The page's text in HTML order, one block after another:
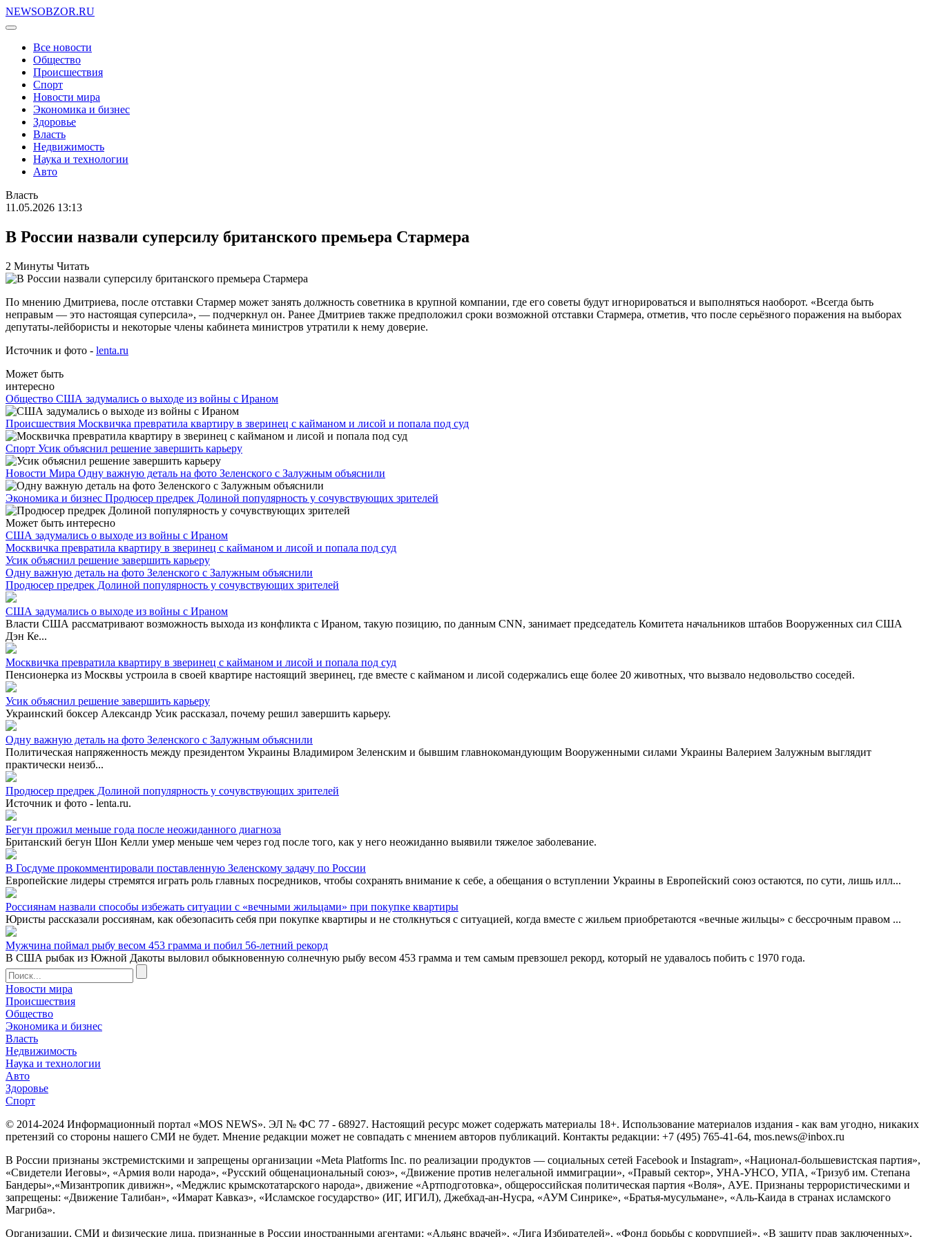
NEWSOBZOR.RU
Все новости
Общество
Происшествия
Спорт
Новости мира
Экономика и бизнес
Здоровье
Власть
Недвижимость
Наука и технологии
Авто
Власть
11.05.2026 13:13
В России назвали суперсилу британского премьера Стармера
2 Минуты Читать
По мнению Дмитриева, после отставки Стармер может занять должность советника в крупной компании, где его советы будут игнорироваться и выполняться наоборот. «Всегда быть
неправым — это настоящая суперсила», — подчеркнул он. Ранее Дмитриев также предположил сроки возможной отставки Стармера, отметив, что после серьёзного поражения на выборах
депутаты-лейбористы и некоторые члены кабинета министров утратили к нему доверие.
Источник и фото - lenta.ru
Может быть
интересно
Общество США задумались о выходе из войны с Ираном
Происшествия Москвичка превратила квартиру в зверинец с кайманом и лисой и попала под суд
Спорт Усик объяснил решение завершить карьеру
Новости Мира Одну важную деталь на фото Зеленского с Залужным объяснили
Экономика и бизнес Продюсер предрек Долиной популярность у сочувствующих зрителей
Может быть интересно
США задумались о выходе из войны с Ираном
Москвичка превратила квартиру в зверинец с кайманом и лисой и попала под суд
Усик объяснил решение завершить карьеру
Одну важную деталь на фото Зеленского с Залужным объяснили
Продюсер предрек Долиной популярность у сочувствующих зрителей
США задумались о выходе из войны с Ираном
Власти США рассматривают возможность выхода из конфликта с Ираном, такую позицию, по данным CNN, занимает председатель Комитета начальников штабов Вооруженных сил США
Дэн Ке...
Москвичка превратила квартиру в зверинец с кайманом и лисой и попала под суд
Пенсионерка из Москвы устроила в своей квартире настоящий зверинец, где вместе с кайманом и лисой содержались еще более 20 животных, что вызвало недовольство соседей.
Усик объяснил решение завершить карьеру
Украинский боксер Александр Усик рассказал, почему решил завершить карьеру.
Одну важную деталь на фото Зеленского с Залужным объяснили
Политическая напряженность между президентом Украины Владимиром Зеленским и бывшим главнокомандующим Вооруженными силами Украины Валерием Залужным выглядит
практически неизб...
Продюсер предрек Долиной популярность у сочувствующих зрителей
Источник и фото - lenta.ru.
Бегун прожил меньше года после неожиданного диагноза
Британский бегун Шон Келли умер меньше чем через год после того, как у него неожиданно выявили тяжелое заболевание.
В Госдуме прокомментировали поставленную Зеленскому задачу по России
Европейские лидеры стремятся играть роль главных посредников, чтобы сохранять внимание к себе, а обещания о вступлении Украины в Европейский союз остаются, по сути, лишь илл...
Россиянам назвали способы избежать ситуации с «вечными жильцами» при покупке квартиры
Юристы рассказали россиянам, как обезопасить себя при покупке квартиры и не столкнуться с ситуацией, когда вместе с жильем приобретаются «вечные жильцы» с бессрочным правом ...
Мужчина поймал рыбу весом 453 грамма и побил 56-летний рекорд
В США рыбак из Южной Дакоты выловил обыкновенную солнечную рыбу весом 453 грамма и тем самым превзошел рекорд, который не удавалось побить с 1970 года.
Новости мира
Происшествия
Общество
Экономика и бизнес
Власть
Недвижимость
Наука и технологии
Авто
Здоровье
Спорт
© 2014-2024 Информационный портал «MOS NEWS». ЭЛ № ФС 77 - 68927. Настоящий ресурс может содержать материалы 18+. Использование материалов издания - как вам угодно, никаких
претензий со стороны нашего СМИ не будет. Мнение редакции может не совпадать с мнением авторов публикаций. Контакты редакции: +7 (495) 765-41-64, mos.news@inbox.ru
В России признаны экстремистскими и запрещены организации «Meta Platforms Inc. по реализации продуктов — социальных сетей Facebook и Instagram», «Национал-большевистская партия»,
«Свидетели Иеговы», «Армия воли народа», «Русский общенациональный союз», «Движение против нелегальной иммиграции», «Правый сектор», УНА-УНСО, УПА, «Тризуб им. Степана
Бандеры»,«Мизантропик дивижн», «Меджлис крымскотатарского народа», движение «Артподготовка», общероссийская политическая партия «Воля», АУЕ. Признаны террористическими и
запрещены: «Движение Талибан», «Имарат Кавказ», «Исламское государство» (ИГ, ИГИЛ), Джебхад-ан-Нусра, «АУМ Синрике», «Братья-мусульмане», «Аль-Каида в странах исламского
Магриба».
Организации, СМИ и физические лица, признанные в России иностранными агентами: «Альянс врачей», «Лига Избирателей», «Фонд борьбы с коррупцией», «В защиту прав заключенных»,